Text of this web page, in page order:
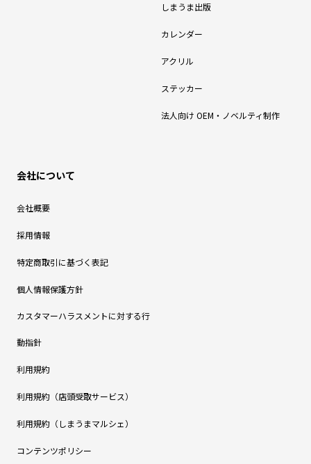
しまうま出版
カレンダー
アクリル
ステッカー
法人向け OEM・ノベルティ制作
会社について
会社概要
採用情報
特定商取引に基づく表記
個人情報保護方針
カスタマーハラスメントに対する行
動指針
利用規約
利用規約（店頭受取サービス）
利用規約（しまうまマルシェ）
コンテンツポリシー